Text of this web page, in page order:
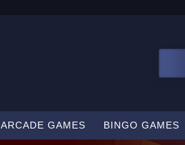
ARCADE GAMES BINGO GAMES